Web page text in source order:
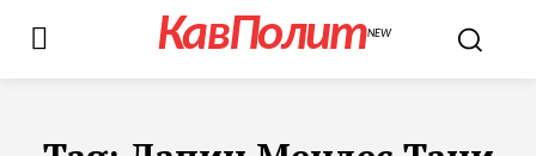
КавПолитNEW